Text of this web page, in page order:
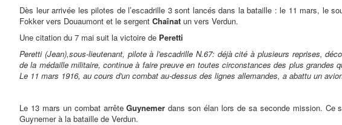
Dès leur arrivée les pilotes de l’escadrille 3 sont lancés dans la bataille : le 11 mars, le
Fokker vers Douaumont et le sergent Chaînat un vers Verdun.
Une citation du 7 mai suit la victoire de Peretti
Peretti (Jean),sous-lieutenant, pilote à l'escadrille N.67: déjà cité à plusieurs reprises,
de la médaille militaire, continue à faire preuve en toutes circonstances des plus grandes
Le 11 mars 1916, au cours d'un combat au-dessus des lignes allemandes, a abattu un
Le 13 mars un combat arrêteGuynemer dans son élan lors de sa seconde mission. Ce
Guynemer à la bataille de Verdun.